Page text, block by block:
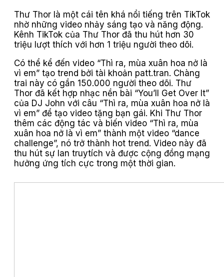
Thư Thor là một cái tên khá nổi tiếng trên TikTok
nhờ những video nhảy sáng tạo và năng động.
Kênh TikTok của Thư Thor đã thu hút hơn 30
triệu lượt thích với hơn 1 triệu người theo dõi.
Có thể kể đến video “Thì ra, mùa xuân hoa nở là
vì em” tạo trend bởi tài khoản patt.tran. Chàng
trai này có gần 150.000 người theo dõi. Thư
Thor đã kết hợp nhạc nền bài “You’ll Get Over It”
của DJ John với câu “Thì ra, mùa xuân hoa nở là
vì em” để tạo video tặng bạn gái. Khi Thư Thor
thêm các động tác và biến video “Thì ra, mùa
xuân hoa nở là vì em” thành một video “dance
challenge”, nó trở thành hot trend. Video này đã
thu hút sự lan truytích và được cộng đồng mạng
hưởng ứng tích cực trong một thời gian.